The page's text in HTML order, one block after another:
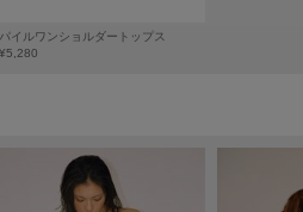
パイルワンショルダートップス
¥5,280